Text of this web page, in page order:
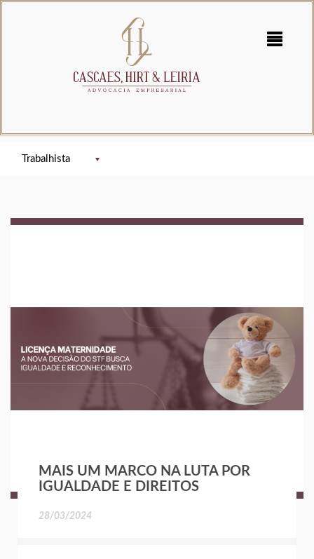
MAIS UM MARCO NA LUTA POR
IGUALDADE E DIREITOS
28/03/2024